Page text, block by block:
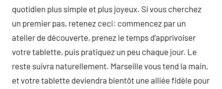
quotidien plus simple et plus joyeux. Si vous cherchez
un premier pas, retenez ceci: commencez par un
atelier de découverte, prenez le temps d’apprivoiser
votre tablette, puis pratiquez un peu chaque jour. Le
reste suivra naturellement. Marseille vous tend la main,
et votre tablette deviendra bientôt une alliée fidèle pour